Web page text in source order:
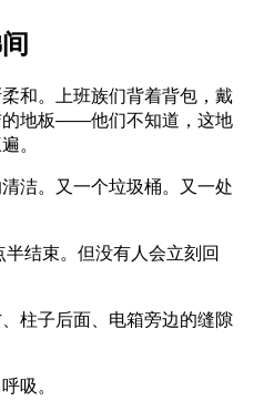
和。上班族们背着背包，戴
的地板——他们不知道，这地
。
洁。又一个垃圾桶。又一处
结束。但没有人会立刻回
柱子后面、电箱旁边的缝隙
吸。